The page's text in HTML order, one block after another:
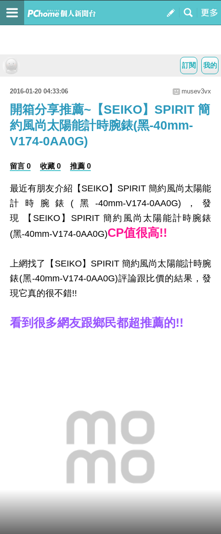
我的
訂閱
2016-01-20 04:33:06 musev3vx
開箱分享推薦~【SEIKO】SPIRIT 簡
約風尚太陽能計時腕錶(黑-40mm-
V174-0AA0G)
留言 0 收藏 0 推薦 0
最近有朋友介紹【SEIKO】SPIRIT 簡約風尚太陽能
計時腕錶(黑-40mm-V174-0AA0G)，發
現 【SEIKO】SPIRIT 簡約風尚太陽能計時腕錶
(黑-40mm-V174-0AA0G)CP值很高!!
上網找了【SEIKO】SPIRIT 簡約風尚太陽能計時腕
錶(黑-40mm-V174-0AA0G)評論跟比價的結果，發
現它真的很不錯!!
看到很多網友跟鄉民都超推薦的!!